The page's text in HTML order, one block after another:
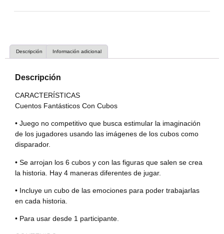
Descripción Información adicional
Descripción
CARACTERÍSTICAS
Cuentos Fantásticos Con Cubos
• Juego no competitivo que busca estimular la imaginación
de los jugadores usando las imágenes de los cubos como
disparador.
• Se arrojan los 6 cubos y con las figuras que salen se crea
la historia. Hay 4 maneras diferentes de jugar.
• Incluye un cubo de las emociones para poder trabajarlas
en cada historia.
• Para usar desde 1 participante.